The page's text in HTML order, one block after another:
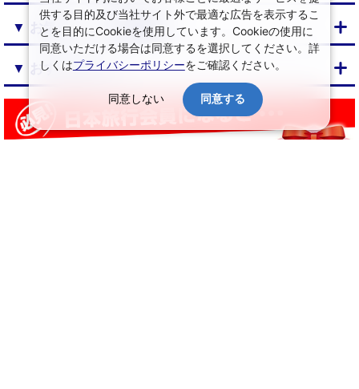
▼ お気に入り・閲覧履歴
▼ おすすめプラン
供する目的及び当社サイト外で最適な広告を表示するこ
とを目的にCookieを使用しています。Cookieの使用に
同意いただける場合は同意するを選択してください。詳
しくはプライバシーポリシーをご確認ください。
同意しない 同意する